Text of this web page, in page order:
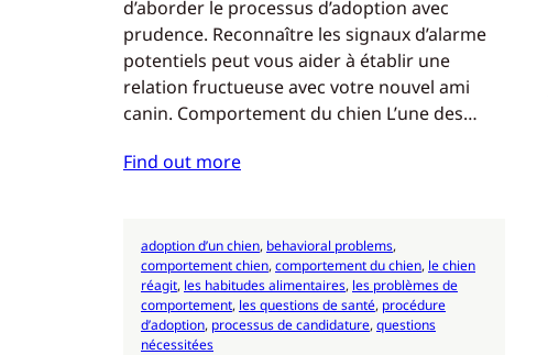
d’aborder le processus d’adoption avec
prudence. Reconnaître les signaux d’alarme
potentiels peut vous aider à établir une
relation fructueuse avec votre nouvel ami
canin. Comportement du chien L’une des…
Find out more
adoption d’un chien, behavioral problems
comportement chien, comportement du chien, le chien
réagit, les habitudes alimentaires, les problèmes de
comportement, les questions de santé, procédure
d’adoption, processus de candidature, questions
nécessitées